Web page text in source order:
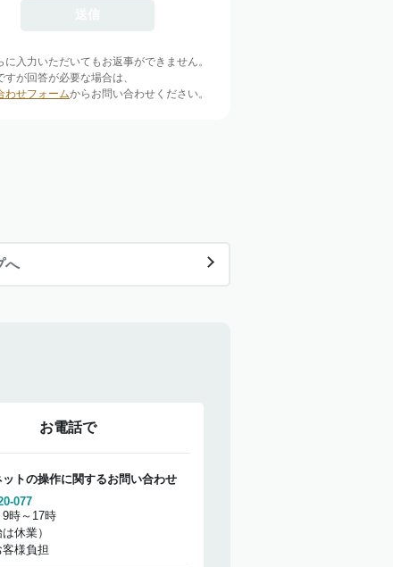
入力いただいてもお返事ができません。
すが回答が必要な場合は、
わせフォームからお問い合わせください。
へ
お電話で
ットの操作に関するお問い合わせ
077
時～17時
休業）
様負担